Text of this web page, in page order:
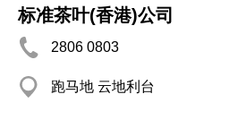
标准茶叶(香港)公司
2806 0803
跑马地 云地利台